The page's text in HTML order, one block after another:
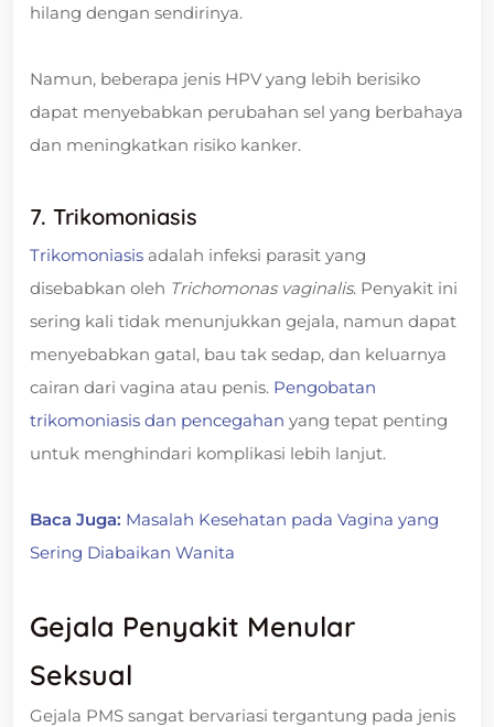
hilang dengan sendirinya.
Namun, beberapa jenis HPV yang lebih berisiko
dapat menyebabkan perubahan sel yang berbahaya
dan meningkatkan risiko kanker.
7. Trikomoniasis
Trikomoniasis adalah infeksi parasit yang
disebabkan oleh Trichomonas vaginalis. Penyakit ini
sering kali tidak menunjukkan gejala, namun dapat
menyebabkan gatal, bau tak sedap, dan keluarnya
cairan dari vagina atau penis. Pengobatan
trikomoniasis dan pencegahan yang tepat penting
untuk menghindari komplikasi lebih lanjut.
Baca Juga: Masalah Kesehatan pada Vagina yang
Sering Diabaikan Wanita
Gejala Penyakit Menular
Seksual
Gejala PMS sangat bervariasi tergantung pada jenis